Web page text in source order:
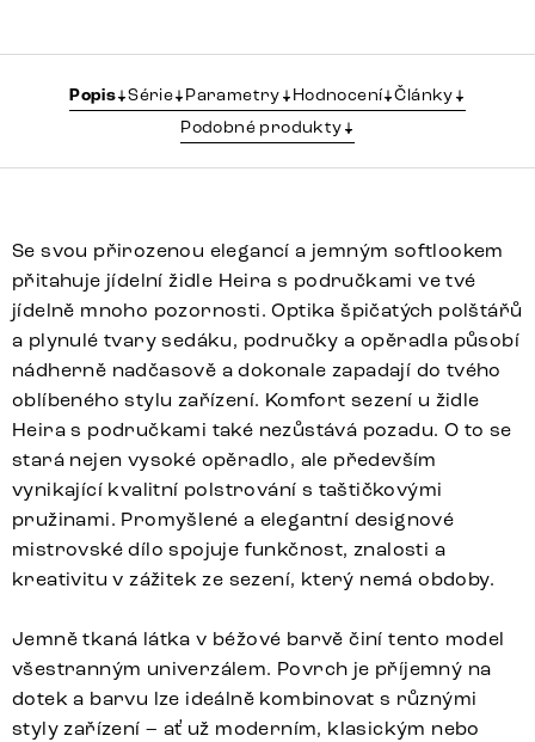
Popis Série Parametry Hodnocení Články
Podobné produkty
Se svou přirozenou elegancí a jemným softlookem
přitahuje jídelní židle Heira s područkami ve tvé
jídelně mnoho pozornosti. Optika špičatých polštářů
a plynulé tvary sedáku, područky a opěradla působí
nádherně nadčasově a dokonale zapadají do tvého
oblíbeného stylu zařízení. Komfort sezení u židle
Heira s područkami také nezůstává pozadu. O to se
stará nejen vysoké opěradlo, ale především
vynikající kvalitní polstrování s taštičkovými
pružinami. Promyšlené a elegantní designové
mistrovské dílo spojuje funkčnost, znalosti a
kreativitu v zážitek ze sezení, který nemá obdoby.
Jemně tkaná látka v béžové barvě činí tento model
všestranným univerzálem. Povrch je příjemný na
dotek a barvu lze ideálně kombinovat s různými
styly zařízení – ať už moderním, klasickým nebo